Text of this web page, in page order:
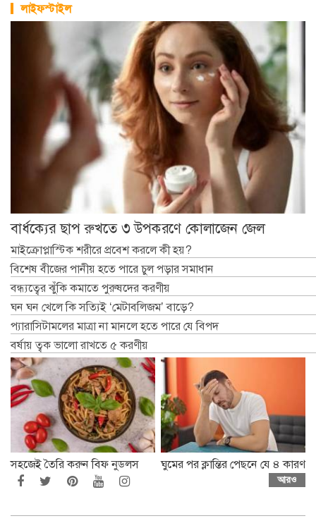
লাইফস্টাইল
বার্ধক্যের ছাপ রুখতে ৩ উপকরণে কোলাজেন জেল
মাইক্রোপ্লাস্টিক শরীরে প্রবেশ করলে কী হয়?
বিশেষ বীজের পানীয় হতে পারে চুল পড়ার সমাধান
বন্ধ্যত্বের ঝুঁকি কমাতে পুরুষদের করণীয়
ঘন ঘন খেলে কি সত্যিই ‘মেটাবলিজম’ বাড়ে?
প্যারাসিটামলের মাত্রা না মানলে হতে পারে যে বিপদ
বর্ষায় ত্বক ভালো রাখতে ৫ করণীয়
সহজেই তৈরি করুন বিফ নুডলস ঘুমের পর ক্লান্তির পেছনে যে ৪ কারণ
আরও